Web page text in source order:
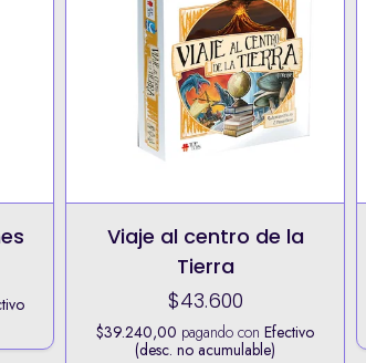
Viaje al centro de la
Tierra
$43.600
$39.240,00 pagando conEfectivo
(desc. no acumulable)